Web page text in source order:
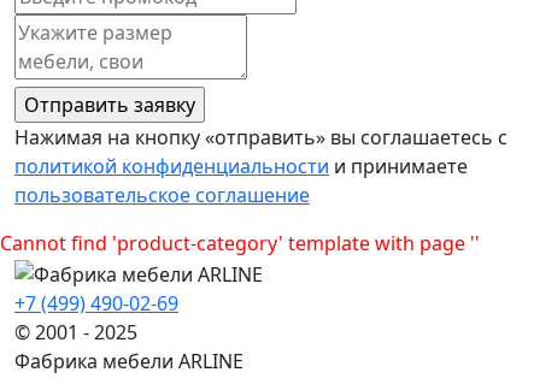
Нажимая на кнопку «отправить» вы соглашаетесь с
политикой конфиденциальности и принимаете
пользовательское соглашение
Cannot find 'product-category' template with page ''
+7 (499) 490-02-69
© 2001 - 2025
Фабрика мебели ARLINE